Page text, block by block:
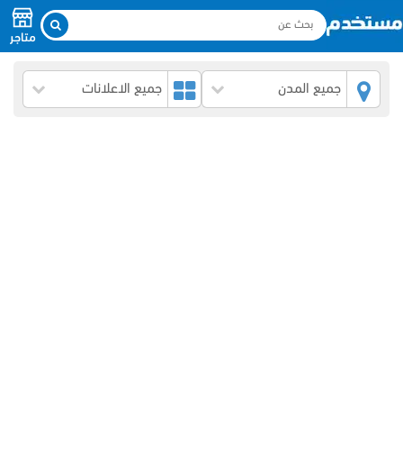
متاجر
جميع المدن جميع الاعلانات